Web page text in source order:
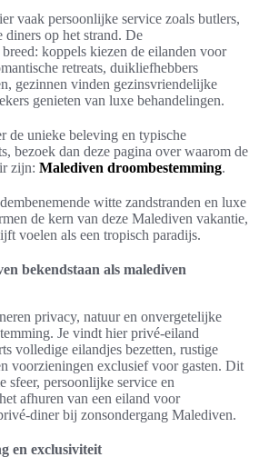
vaak persoonlijke service zoals butlers,
op het strand. De
koppels kiezen de eilanden voor
retreats, duikliefhebbers
gezinnen vinden gezinsvriendelijke
genieten van luxe behandelingen.
de unieke beleving en typische
bezoek dan deze pagina over waarom de
zijn: Malediven droombestemming.
witte zandstranden en luxe
de kern van deze Malediven vakantie,
voelen als een tropisch paradijs.
bekendstaan als malediven
privacy, natuur en onvergetelijke
Je vindt hier privé-eiland
volledige eilandjes bezetten, rustige
voorzieningen exclusief voor gasten. Dit
sfeer, persoonlijke service en
afhuren van een eiland voor
diner bij zonsondergang Malediven.
en exclusiviteit